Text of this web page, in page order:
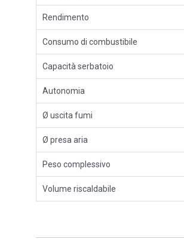
Rendimento
Consumo di combustibile
Capacità serbatoio
Autonomia
Ø uscita fumi
Ø presa aria
Peso complessivo
Volume riscaldabile